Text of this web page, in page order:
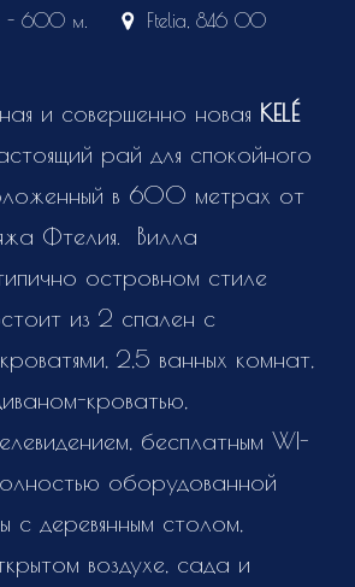
- 600 м.
Ftelia, 846 00
и совершенно новая KELÉ
рай для спокойного
в 600 метрах от
Фтелия. Вилла
островном стиле
из 2 спален с
2,5 ванных комнат,
кроватью,
бесплатным WI-
оборудованной
с деревянным столом,
воздухе, сада и